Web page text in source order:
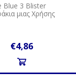
Blue 3 Blister
μιας Χρήσης
€4,86